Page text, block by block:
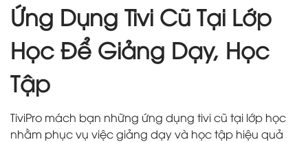
Ứng Dụng Tivi Cũ Tại Lớp
Học Để Giảng Dạy, Học
Tập
TiviPro mách bạn những ứng dụng tivi cũ tại lớp học
nhằm phục vụ việc giảng dạy và học tập hiệu quả